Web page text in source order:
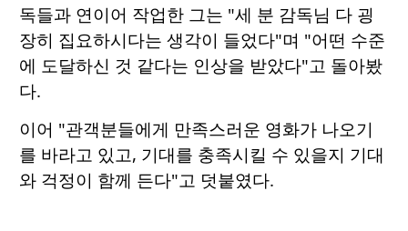
독들과 연이어 작업한 그는 "세 분 감독님 다 굉
장히 집요하시다는 생각이 들었다"며 "어떤 수준
에 도달하신 것 같다는 인상을 받았다"고 돌아봤
다.
이어 "관객분들에게 만족스러운 영화가 나오기
를 바라고 있고, 기대를 충족시킬 수 있을지 기대
와 걱정이 함께 든다"고 덧붙였다.